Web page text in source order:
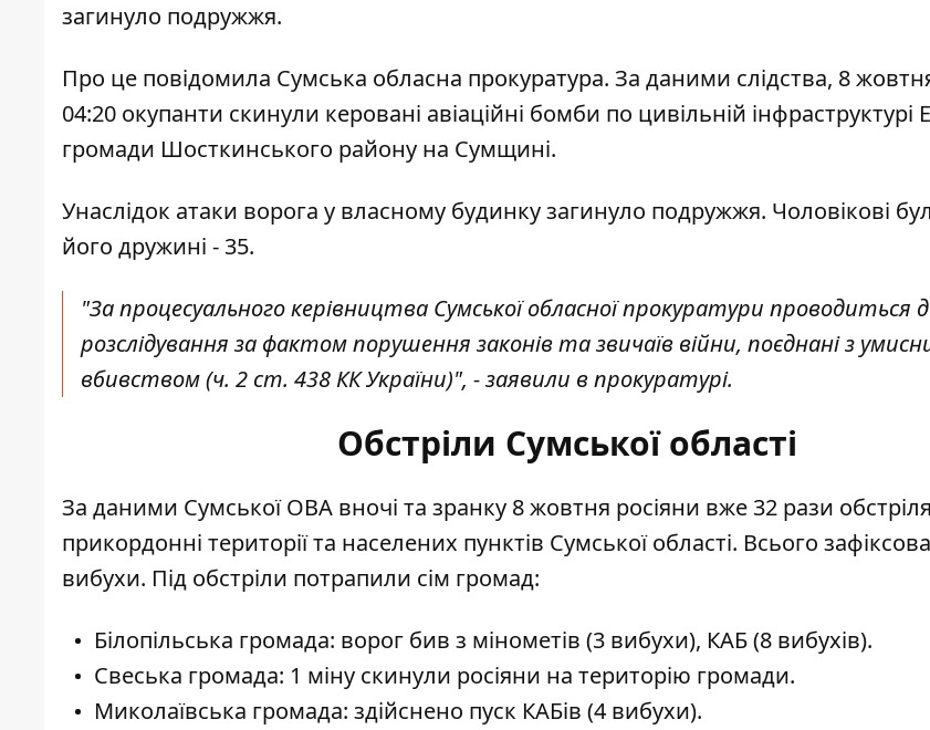
загинуло подружжя.
Про це повідомила Сумська обласна прокуратура. За даними слідства, 8
04:20 окупанти скинули керовані авіаційні бомби по цивільній інфраструктурі
громади Шосткинського району на Сумщині.
Унаслідок атаки ворога у власному будинку загинуло подружжя. Чоловікові
його дружині - 35.
"За процесуального керівництва Сумської обласної прокуратури проводиться
розслідування за фактом порушення законів та звичаїв війни, поєднані з
вбивством (ч. 2 ст. 438 КК України)", - заявили в прокуратурі.
Обстріли Сумської області
За даними Сумської ОВА вночі та зранку 8 жовтня росіяни вже 32 рази
прикордонні території та населених пунктів Сумської області. Всього
вибухи. Під обстріли потрапили сім громад:
Білопільська громада: ворог бив з мінометів (3 вибухи), КАБ (8 вибухів).
Свеська громада: 1 міну скинули росіяни на територію громади.
Миколаївська громада: здійснено пуск КАБів (4 вибухи).